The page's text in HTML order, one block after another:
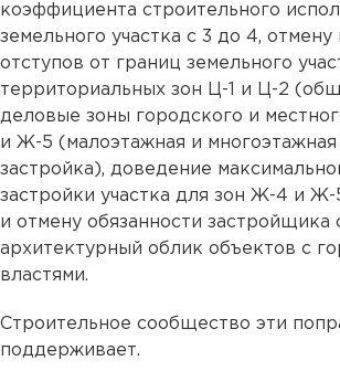
коэффициента строительного
земельного участка с 3 до 4,
отступов от границ земельного
территориальных зон Ц-1 и Ц-2
деловые зоны городского и
и Ж-5 (малоэтажная и
застройка), доведение
застройки участка для зон Ж-4 и Ж-
и отмену обязанности застройщика
архитектурный облик объектов с
властями.
Строительное сообщество эти
поддерживает.